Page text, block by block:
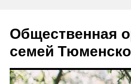
содержимому
Общественная
семей